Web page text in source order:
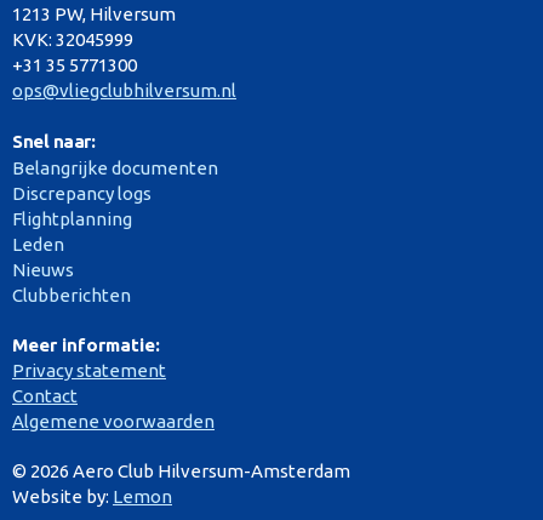
1213 PW, Hilversum
KVK: 32045999
+31 35 5771300
ops@vliegclubhilversum.nl
Snel naar:
Belangrijke documenten
Discrepancy logs
Flightplanning
Leden
Nieuws
Clubberichten
Meer informatie:
Privacy statement
Contact
Algemene voorwaarden
© 2026 Aero Club Hilversum-Amsterdam
Website by: Lemon